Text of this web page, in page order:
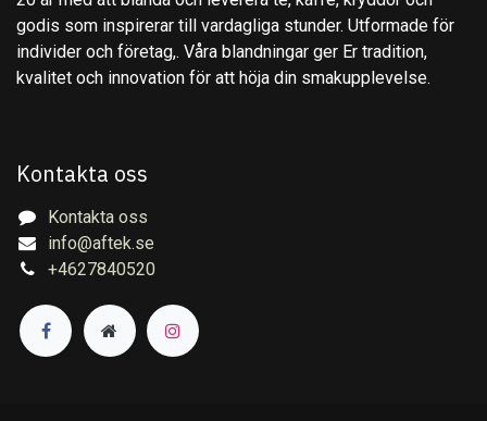
godis som inspirerar till vardagliga stunder. Utformade för
individer och företag,. Våra blandningar ger Er tradition,
kvalitet och innovation för att höja din smakupplevelse.
Kontakta oss
Kontakta oss
info@aftek.se
+4627840520